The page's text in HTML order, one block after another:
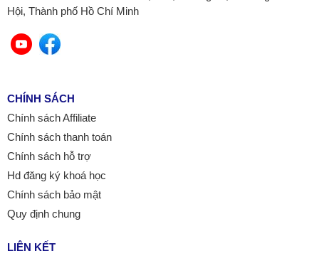
Hội, Thành phố Hồ Chí Minh
CHÍNH SÁCH
Chính sách Affiliate
Chính sách thanh toán
Chính sách hỗ trợ
Hd đăng ký khoá học
Chính sách bảo mật
Quy định chung
LIÊN KẾT